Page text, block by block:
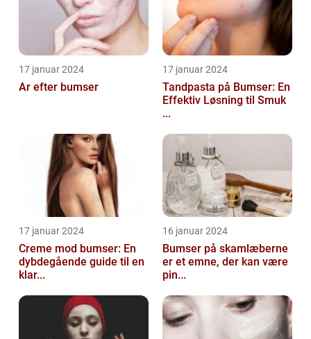
17 januar 2024
Ar efter bumser
17 januar 2024
Tandpasta på Bumser: En
Effektiv Løsning til Smuk
...
17 januar 2024
Creme mod bumser: En
dybdegående guide til en
klar...
16 januar 2024
Bumser på skamlæberne
er et emne, der kan være
pin...